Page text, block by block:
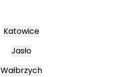
Katowice
Jasło
Wałbrzych